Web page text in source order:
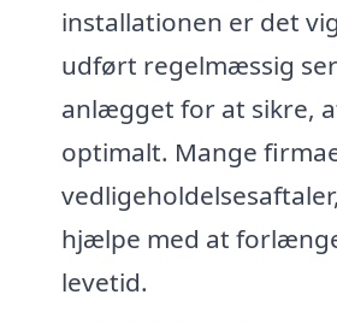
installationen er det
udført regelmæssig
anlægget for at sikre,
optimalt. Mange
hjælpe med at
levetid.